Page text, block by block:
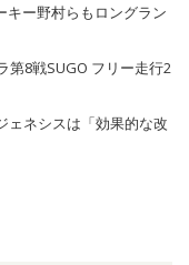
キー野村らもロングラン
第8戦SUGO フリー走行2
ェネシスは「効果的な改